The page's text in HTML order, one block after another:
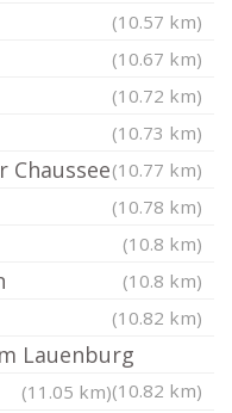
(10.57 km)
(10.67 km)
(10.72 km)
(10.73 km)
(10.77 km)
(10.78 km)
(10.8 km)
(10.8 km)
(10.82 km)
Lauenburg
(10.82 km)
(11.05 km)